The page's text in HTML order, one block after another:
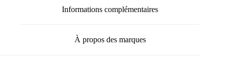
Informations complémentaires
À propos des marques